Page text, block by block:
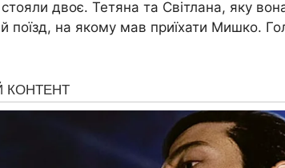
стояли двоє. Тетяна та Світлана, яку
поїзд, на якому мав приїхати Мишко.